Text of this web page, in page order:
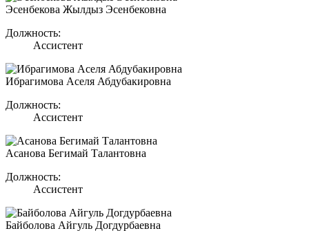
Эсенбекова Жылдыз Эсенбековна
Должность:
Ассистент
Ибрагимова Аселя Абдубакировна
Должность:
Ассистент
Асанова Бегимай Талантовна
Должность:
Ассистент
Байболова Айгуль Догдурбаевна